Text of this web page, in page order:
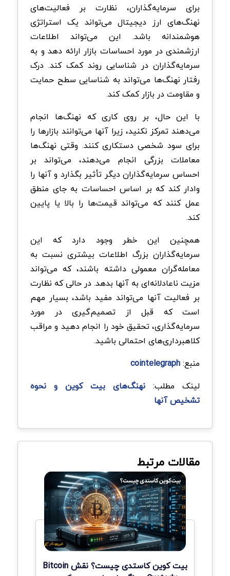
برای سرمایه‌گذاران، نظارت بر فعالیت‌های
نهنگ‌های ارز دیجیتال می‌تواند یک استراتژی
هوشمندانه باشد. این می‌تواند اطلاعات
ارزشمندی در مورد احساسات بازار ارائه دهد و به
سرمایه‌گذاران در شناسایی روند کمک کند. درک
رفتار نهنگ‌ها می‌تواند به شناسایی سطح حمایت
و مقاومت در بازار کمک کند.
با این حال، بر روی کاری که نهنگ‌ها انجام
می‌دهند تمرکز نکنید، زیرا آنها می‌توانند بازارها را
برای سود شخصی دستکاری کنند. وقتی نهنگ‌ها
معاملات بزرگی انجام می‌دهند، می‌تواند بر
احساس سرمایه‌گذاران دیگر تأثیر بگذارد و آنها را
وادار کند که بر اساس احساسات به جای منطق
عمل کنند که می‌تواند قیمت‌ها را بالا یا پایین
کند.
همچنین این خطر وجود دارد که این
سرمایه‌گذاران بزرگ اطلاعات بیشتری نسبت به
معامله‌گران معمولی داشته باشند، که می‌تواند
مزیت ناعادلانه‌ای به آنها بدهد. در حالی که نظارت
بر فعالیت آنها می‌تواند مفید باشد، بسیار مهم
است که قبل از تصمیم‌گیری در مورد
سرمایه‌گذاری، تحقیق خود را انجام دهید و مراقب
کلاهبرداری‌های احتمالی باشید.
منبع:cointelegraph
لینک مطلب: نهنگ‌های بیت کوین و نحوه
تشخیص آنها
مقالات مرتبط
بیت کوین کاستدی چیست؟ نقش Bitcoin